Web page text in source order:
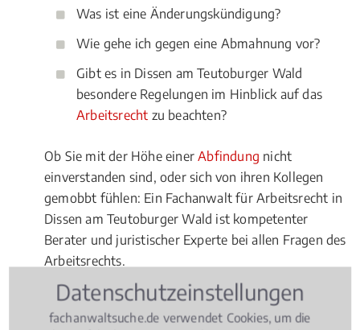
Was ist eine Änderungskündigung?
Wie gehe ich gegen eine Abmahnung vor?
Gibt es in Dissen am Teutoburger Wald
besondere Regelungen im Hinblick auf das
Arbeitsrecht zu beachten?
Ob Sie mit der Höhe einerAbfindung nicht
einverstanden sind, oder sich von ihren Kollegen
gemobbt fühlen: Ein Fachanwalt für Arbeitsrecht in
Dissen am Teutoburger Wald ist kompetenter
Berater und juristischer Experte bei allen Fragen des
Arbeitsrechts.
Datenschutzeinstellungen
fachanwaltsuche.de verwendet Cookies, um die